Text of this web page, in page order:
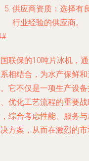
供应商资质 ：选择有
行业经验的供应商。
联保的10吨片冰机，
相结合，为水产保鲜
它不仅是一项生产设
优化工艺流程的重要
综合考虑性能、服务
方案，从而在激烈的市